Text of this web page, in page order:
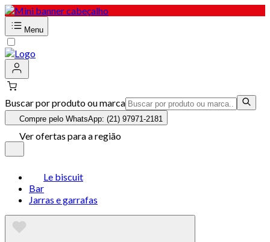
Menu
Buscar por produto ou marca
Compre pelo WhatsApp: (21) 97971-2181
Ver ofertas para a região
Le biscuit
Bar
Jarras e garrafas